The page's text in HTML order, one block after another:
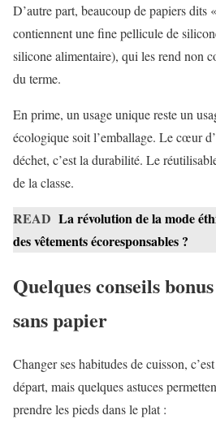
D’autre part, beaucoup de papiers dits
contiennent une fine pellicule de
silicone alimentaire), qui les rend non
du terme.
En prime, un usage unique reste un
écologique soit l’emballage. Le cœur
déchet, c’est la durabilité. Le
de la classe.
READ La révolution de la mode
des vêtements écoresponsables ?
Quelques conseils
sans papier
Changer ses habitudes de cuisson,
départ, mais quelques astuces
prendre les pieds dans le plat :